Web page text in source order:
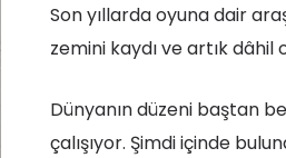
Son yıllarda oyuna dair
zemini kaydı ve artık
Dünyanın düzeni baştan
çalışıyor. Şimdi içinde